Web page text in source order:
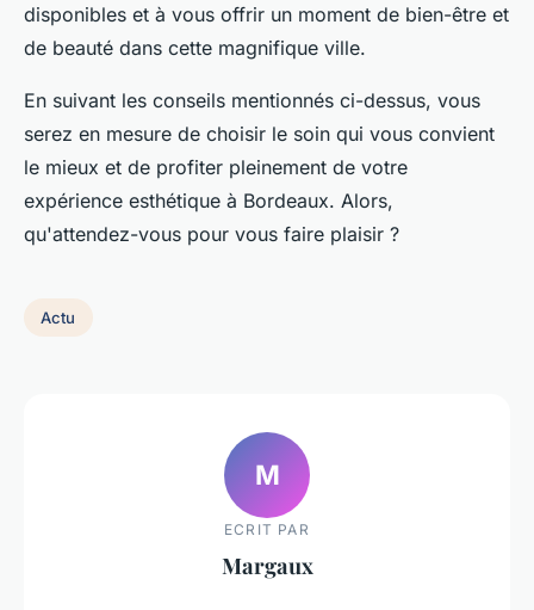
disponibles et à vous offrir un moment de bien-être et
de beauté dans cette magnifique ville.
En suivant les conseils mentionnés ci-dessus, vous
serez en mesure de choisir le soin qui vous convient
le mieux et de profiter pleinement de votre
expérience esthétique à Bordeaux. Alors,
qu'attendez-vous pour vous faire plaisir ?
Actu
M
ECRIT PAR
Margaux